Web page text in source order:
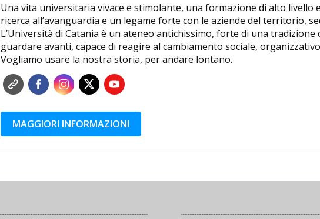
Una vita universitaria vivace e stimolante, una formazione di alto livello
ricerca all’avanguardia e un legame forte con le aziende del territorio,
L’Università di Catania è un ateneo antichissimo, forte di una tradizione
guardare avanti, capace di reagire al cambiamento sociale,
Vogliamo usare la nostra storia, per andare lontano.
MAGGIORI INFORMAZIONI